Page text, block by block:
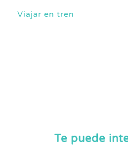
Viajar en tren
Te puede